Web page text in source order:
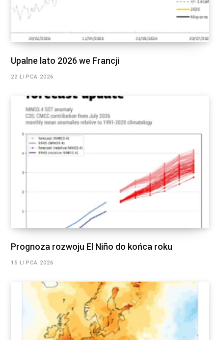
Upalne lato 2026 we Francji
22 LIPCA 2026
Prognoza rozwoju El Niño do końca roku
15 LIPCA 2026